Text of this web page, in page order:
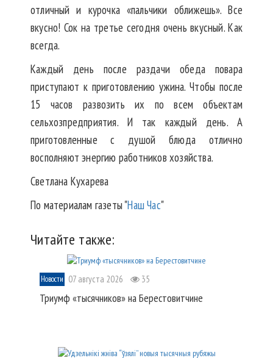
отличный и курочка «пальчики оближешь». Все
вкусно! Сок на третье сегодня очень вкусный. Как
всегда.
Каждый день после раздачи обеда повара
приступают к приготовлению ужина. Чтобы после
15 часов развозить их по всем объектам
сельхозпредприятия. И так каждый день. А
приготовленные с душой блюда отлично
восполняют энергию работников хозяйства.
Светлана Кухарева
По материалам газеты "Наш Час"
Читайте также:
Новости 07 августа 2026 35
Триумф «тысячников» на Берестовитчине